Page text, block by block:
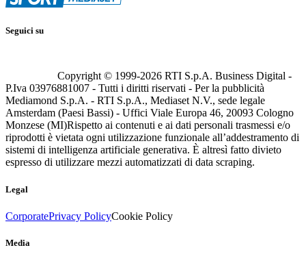
Seguici su
Copyright © 1999-2026 RTI S.p.A. Business Digital -
P.Iva 03976881007 - Tutti i diritti riservati - Per la pubblicità
Mediamond S.p.A. - RTI S.p.A., Mediaset N.V., sede legale
Amsterdam (Paesi Bassi) - Uffici Viale Europa 46, 20093 Cologno
Monzese (MI)Rispetto ai contenuti e ai dati personali trasmessi e/o
riprodotti è vietata ogni utilizzazione funzionale all’addestramento di
sistemi di intelligenza artificiale generativa. È altresì fatto divieto
espresso di utilizzare mezzi automatizzati di data scraping.
Legal
CorporatePrivacy PolicyCookie Policy
Media